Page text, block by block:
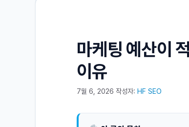
마케팅 예산이
이유
7월 6, 2026 작성자: HF SEO